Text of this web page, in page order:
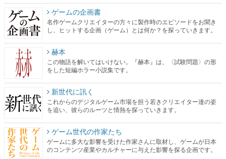
ゲームの企画書
名作ゲームクリエイターの方々に製作時のエピソードをお聞き
し、ヒットする企画（ゲーム）とは何か？を探っていきます。
赫本
この物語を解いてはいけない。『赫本』は、〈試験問題〉の形
をした短編ホラー小説集です。
新世代に訊く
これからのデジタルゲーム市場を担う若きクリエイター達の姿
を追い、彼らのルーツと情熱を探っていきます。
ゲーム世代の作家たち
ゲームに多大な影響を受けた作家さんに取材し、ゲームが日本
のコンテンツ産業やカルチャーに与えた影響を探る企画です。